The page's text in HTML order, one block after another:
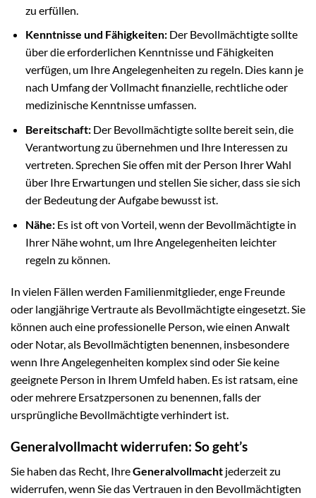
zu erfüllen.
Kenntnisse und Fähigkeiten:Der Bevollmächtigte sollte
über die erforderlichen Kenntnisse und Fähigkeiten
verfügen, um Ihre Angelegenheiten zu regeln. Dies kann je
nach Umfang der Vollmacht finanzielle, rechtliche oder
medizinische Kenntnisse umfassen.
Bereitschaft:Der Bevollmächtigte sollte bereit sein, die
Verantwortung zu übernehmen und Ihre Interessen zu
vertreten. Sprechen Sie offen mit der Person Ihrer Wahl
über Ihre Erwartungen und stellen Sie sicher, dass sie sich
der Bedeutung der Aufgabe bewusst ist.
Nähe:Es ist oft von Vorteil, wenn der Bevollmächtigte in
Ihrer Nähe wohnt, um Ihre Angelegenheiten leichter
regeln zu können.
In vielen Fällen werden Familienmitglieder, enge Freunde
oder langjährige Vertraute als Bevollmächtigte eingesetzt. Sie
können auch eine professionelle Person, wie einen Anwalt
oder Notar, als Bevollmächtigten benennen, insbesondere
wenn Ihre Angelegenheiten komplex sind oder Sie keine
geeignete Person in Ihrem Umfeld haben. Es ist ratsam, eine
oder mehrere Ersatzpersonen zu benennen, falls der
ursprüngliche Bevollmächtigte verhindert ist.
Generalvollmacht widerrufen: So geht’s
Sie haben das Recht, IhreGeneralvollmacht jederzeit zu
widerrufen, wenn Sie das Vertrauen in den Bevollmächtigten